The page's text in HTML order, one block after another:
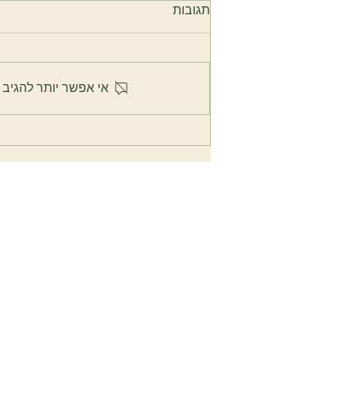
טיפול ב- #פטרתציפורניים
תגובות
אי אפשר יותר